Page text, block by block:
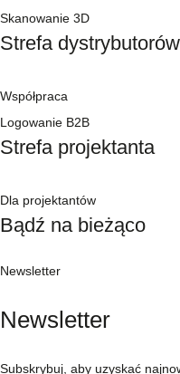
Skanowanie 3D
Strefa dystrybutorów
Współpraca
Logowanie B2B
Strefa projektanta
Dla projektantów
Bądź na bieżąco
Newsletter
Newsletter
Subskrybuj, aby uzyskać